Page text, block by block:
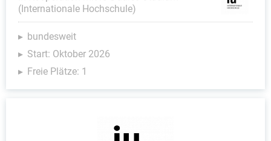
(Internationale Hochschule)
bundesweit
Start: Oktober 2026
Freie Plätze: 1